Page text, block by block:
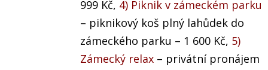
999 Kč, 4) Piknik v zámeckém parku
– piknikový koš plný lahůdek do
zámeckého parku – 1 600 Kč, 5)
Zámecký relax – privátní pronájem